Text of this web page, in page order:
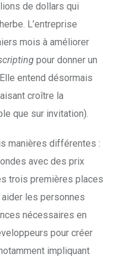
de dollars qui
L’entreprise
mois à améliorer
pour donner un
entend désormais
croître la
que sur invitation).
manières différentes :
avec des prix
trois premières places
aider les personnes
nécessaires en
pour créer
impliquant